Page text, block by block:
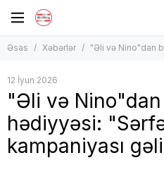
Əsas Xəbərlər "Əli və Nino"dan
12 İyun 2026
"Əli və
hədiyyəsi:
kampaniyası